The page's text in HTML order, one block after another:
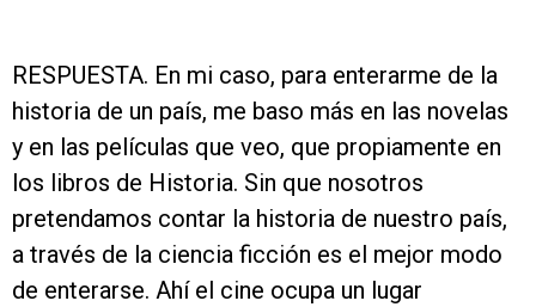
RESPUESTA. En mi caso, para enterarme de la
historia de un país, me baso más en las novelas
y en las películas que veo, que propiamente en
los libros de Historia. Sin que nosotros
pretendamos contar la historia de nuestro país,
a través de la ciencia ficción es el mejor modo
de enterarse. Ahí el cine ocupa un lugar